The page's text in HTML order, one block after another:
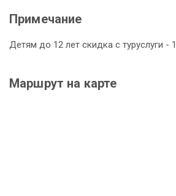
Примечание
Детям до 12 лет скидка с туруслуги -
Маршрут на карте